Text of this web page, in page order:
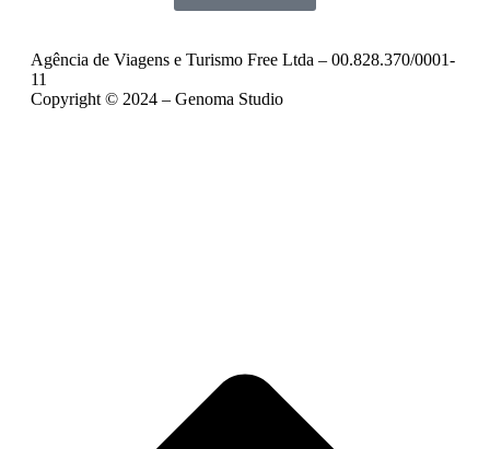
Agência de Viagens e Turismo Free Ltda – 00.828.370/0001-
11
Copyright © 2024 – Genoma Studio